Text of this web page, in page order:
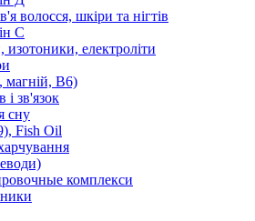
волосся, шкіри та нігтів
С
изотоники, електроліти
В6)
і зв'язок
сну
Fish Oil
комплекси